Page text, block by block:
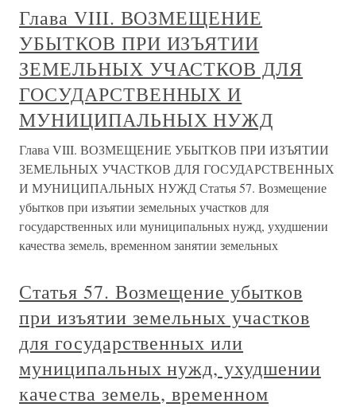
Глава VIII. ВОЗМЕЩЕНИЕ
УБЫТКОВ ПРИ ИЗЪЯТИИ
ЗЕМЕЛЬНЫХ УЧАСТКОВ ДЛЯ
ГОСУДАРСТВЕННЫХ И
МУНИЦИПАЛЬНЫХ НУЖД
Глава VIII. ВОЗМЕЩЕНИЕ УБЫТКОВ ПРИ ИЗЪЯТИИ
ЗЕМЕЛЬНЫХ УЧАСТКОВ ДЛЯ ГОСУДАРСТВЕННЫХ
И МУНИЦИПАЛЬНЫХ НУЖД Статья 57. Возмещение
убытков при изъятии земельных участков для
государственных или муниципальных нужд, ухудшении
качества земель, временном занятии земельных
Статья 57. Возмещение убытков
при изъятии земельных участков
для государственных или
муниципальных нужд, ухудшении
качества земель, временном